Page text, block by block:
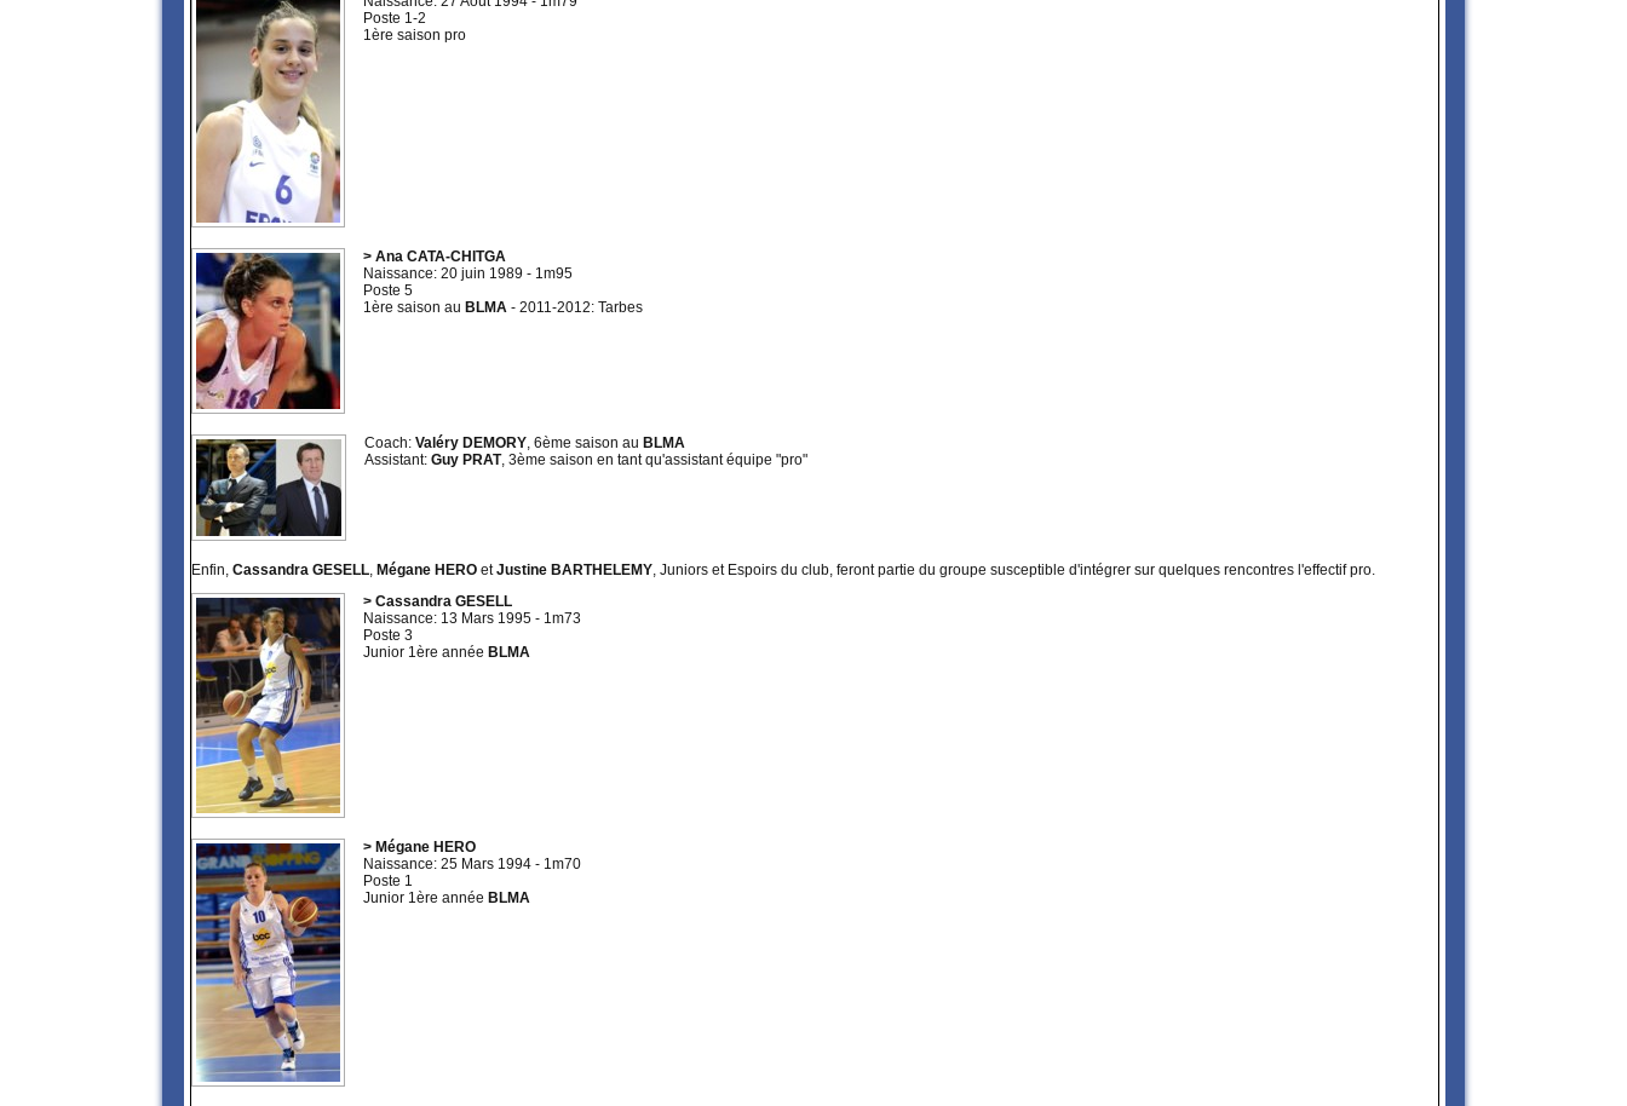
Poste 1-2
1ère saison pro
> Ana CATA-CHITGA
Naissance: 20 juin 1989 - 1m95
Poste 5
1ère saison au BLMA - 2011-2012: Tarbes
Coach: Valéry DEMORY, 6ème saison au BLMA
Assistant: Guy PRAT, 3ème saison en tant qu'assistant équipe "pro"
Enfin, Cassandra GESELL, Mégane HERO etJustine BARTHELEMY, Juniors et Espoirs du club, feront partie du groupe susceptible d'intégrer sur quelques rencontres l'effectif pro.
> Cassandra GESELL
Naissance: 13 Mars 1995 - 1m73
Poste 3
Junior 1ère année BLMA
> Mégane HERO
Naissance: 25 Mars 1994 - 1m70
Poste 1
Junior 1ère année BLMA